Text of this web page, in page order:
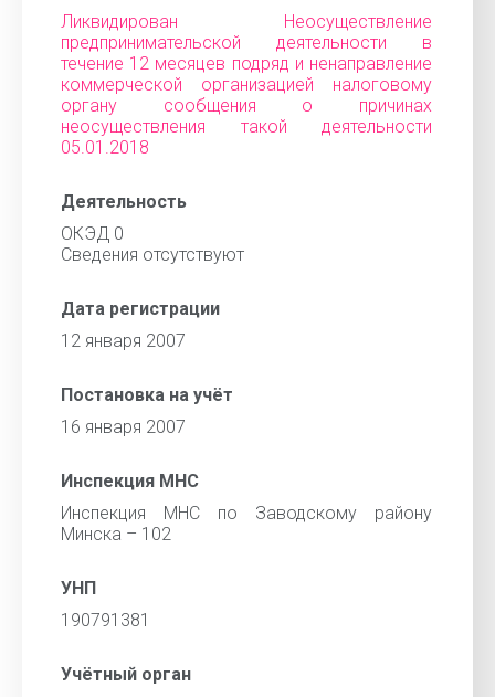
Ликвидирован Неосуществление
предпринимательской деятельности в
течение 12 месяцев подряд и ненаправление
коммерческой организацией налоговому
органу сообщения о причинах
неосуществления такой деятельности
05.01.2018
Деятельность
ОКЭД 0
Сведения отсутствуют
Дата регистрации
12 января 2007
Постановка на учёт
16 января 2007
Инспекция МНС
Инспекция МНС по Заводскому району
Минска – 102
УНП
190791381
Учётный орган